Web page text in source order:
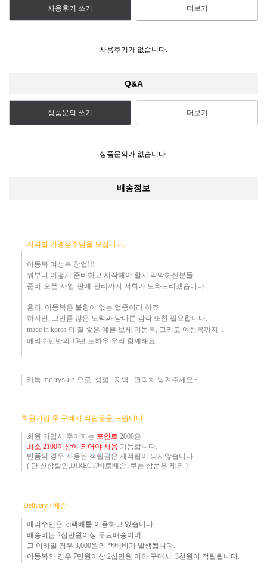
사용후기 쓰기 더보기
사용후기가 없습니다.
Q&A
상품문의 쓰기 더보기
상품문의가 없습니다.
배송정보
지역별 가맹점주님을 모십니다.
아동복 여성복 창업!!!
뭐부터 어떻게 준비하고 시작해야 할지 막막하신분들
준비-오픈-사입-판매-관리까지 저희가 도와드리겠습니다.
흔히 , 아동복은 불황이 없는 업종이라 하죠.
하지만, 그만큼 많은 노력과 남다른 감각 또한 필요합니다.
made in korea 의 질 좋은 예쁜 보세 아동복, 그리고 여성복까지...
메리수인만의 15년 노하우 ​우리 함께해요.
카톡 merrysuin 으로 성함 . 지역 . 연락처 남겨주세요~
회원가입 후 구매시 적립금을 드립니다
회원 가입시 주어지는 포인트 2000은
최소 2100이상이 되어야 사용 가능합니다.
반품의 경우 사용된 적립금은 재적립이 되지않습니다.
( 단.신상할인,DIRECT/바로배송 ,쿠폰 상품은 제외 )
Delivery / 배송
메리수인은 cj택배를 이용하고 있습니다.
배송비는 2십만원이상 무료배송이며
그 이하일 경우 3,000원 의 택배비 가 발생됩니다.
아동복의 경우 7만원 이상 2십만원 이하 구매시 3천원이 적립됩니다.